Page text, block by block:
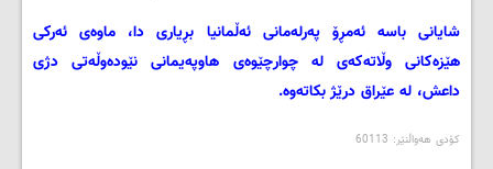
شایانی باسە ئەمڕۆ په‌رله‌مانی ئه‌ڵمانیا بڕیاری دا، ماوه‌ی ئه‌ركی
هێزه‌كانی وڵاته‌كه‌ی له‌ چوارچێوه‌ی هاوپه‌یمانی نێوده‌وڵه‌تی دژی
داعش، له‌ عێراق درێژ بكاته‌وه‌.
کۆدی هەواڵنێر: 60113